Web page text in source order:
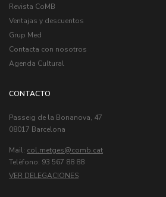
Revista CoMB
Ventajas y descuentos
Grup Med
Contacta con nosotros
Agenda Cultural
CONTACTO
Passeig de la Bonanova, 47
08017 Barcelona
Mail: col.metges
Telèfono: 93 567 88 88
VER DELEGACIONES